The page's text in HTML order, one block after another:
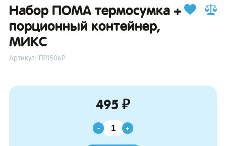
Набор ПОМА термосумка +
порционный контейнер,
МИКС
Артикул: ПР1506Р
495 ₽
- +